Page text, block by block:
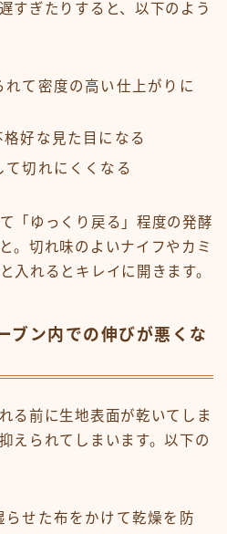
すぎたりすると、以下のよう
れて密度の高い仕上がりに
好な見た目になる
て切れにくくなる
「ゆっくり戻る」程度の発酵
。切れ味のよいナイフやカミ
入れるとキレイに開きます。
ブン内での伸びが悪くな
る前に生地表面が乾いてしま
えられてしまいます。以下の
らせた布をかけて乾燥を防